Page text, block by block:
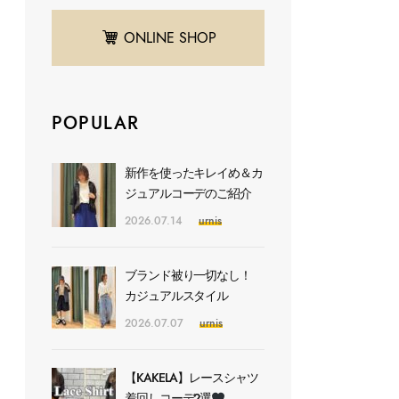
ONLINE SHOP
POPULAR
新作を使ったキレイめ＆カ
ジュアルコーデのご紹介
2026.07.14 urnis
ブランド被り一切なし！
カジュアルスタイル
2026.07.07 urnis
【KAKELA】レースシャツ